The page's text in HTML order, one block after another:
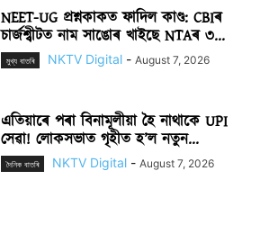
NEET-UG প্ৰশ্নকাকত ফাদিল কাণ্ড: CBIৰ
চাৰ্জশ্বীটত নাম সাঙোৰ খাইছে NTAৰ ৩...
মুখ্য বাতৰি NKTV Digital - August 7, 2026
এতিয়াৰে পৰা বিনামূলীয়া হৈ নাথাকে UPI
সেৱা! লোকসভাত গৃহীত হ’ল নতুন...
দৈনিক বাতৰি NKTV Digital - August 7, 2026